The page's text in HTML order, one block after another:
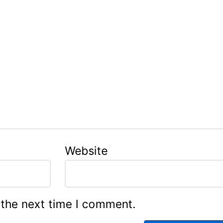
Website
next time I comment.